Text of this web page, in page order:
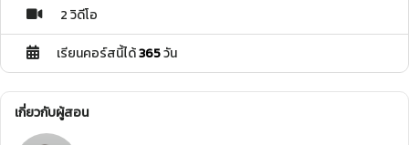
2 วิดีโอ
เรียนคอร์สนี้ได้365วัน
เกี่ยวกับผู้สอน